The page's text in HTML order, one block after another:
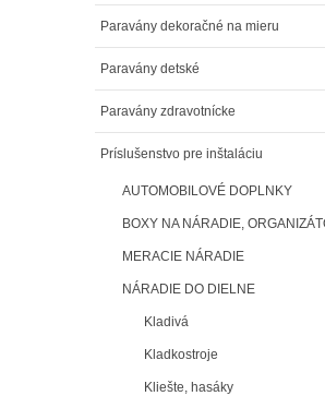
Paravány dekoračné na mieru
Paravány detské
Paravány zdravotnícke
Príslušenstvo pre inštaláciu
AUTOMOBILOVÉ DOPLNKY
BOXY NA NÁRADIE,
MERACIE NÁRADIE
NÁRADIE DO DIELNE
Kladivá
Kladkostroje
Kliešte, hasáky